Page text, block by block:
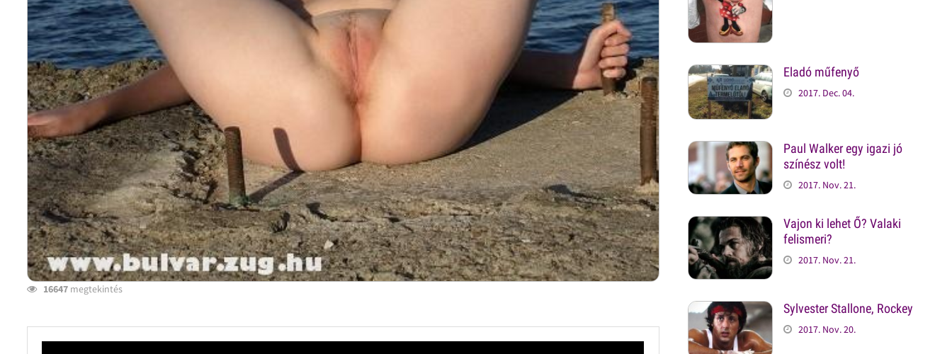
16647 megtekintés
Eladó műfenyő
2017. Dec. 04.
Paul Walker egy igazi jó
színész volt!
2017. Nov. 21.
Vajon ki lehet Ő? Valaki
felismeri?
2017. Nov. 21.
Sylvester Stallone, Rockey
2017. Nov. 20.